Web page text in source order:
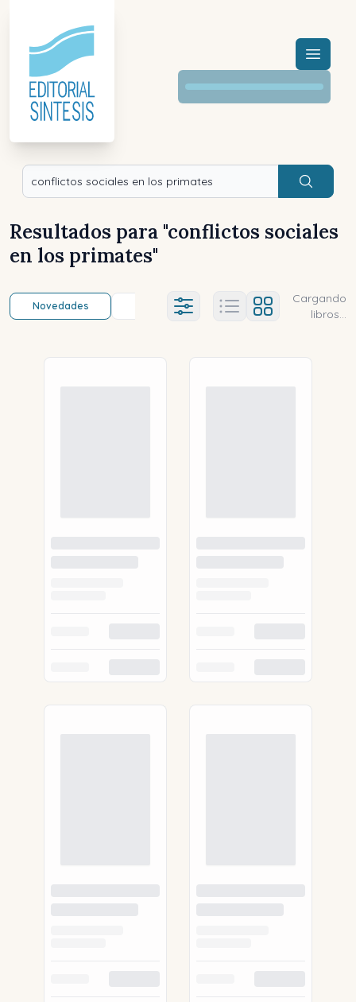
Menú
Buscar
Resultados para "conflictos sociales
en los primates"
Novedades Título (a-z) Título (z-a)
Ajustes abierto
Cargando
libros...